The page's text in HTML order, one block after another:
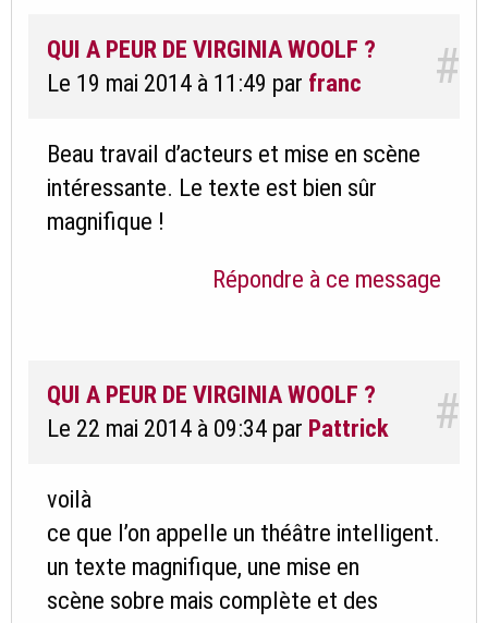
#
QUI A PEUR DE VIRGINIA WOOLF ?
Le 19 mai 2014 à 11:49 par franc
Beau travail d’acteurs et mise en scène
intéressante. Le texte est bien sûr
magnifique !
Répondre à ce message
#
QUI A PEUR DE VIRGINIA WOOLF ?
Le 22 mai 2014 à 09:34 par Pattrick
voilà
ce que l’on appelle un théâtre intelligent.
un texte magnifique, une mise en
scène sobre mais complète et des